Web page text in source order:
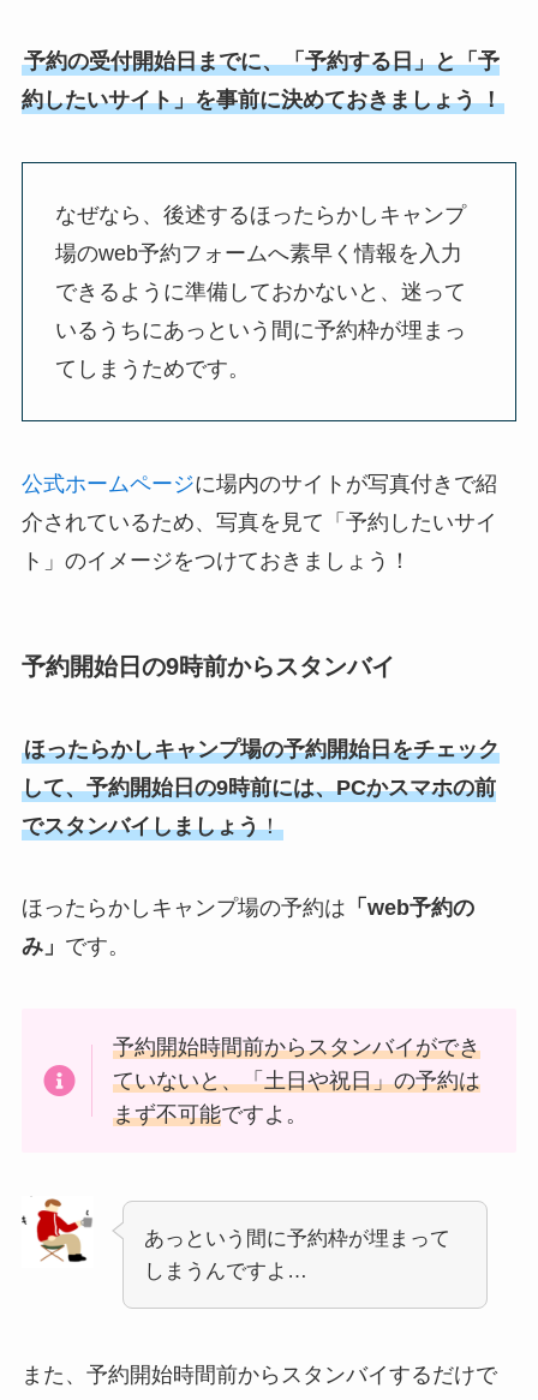
予約の受付開始日までに、「予約する日」と「予
約したいサイト」を事前に決めておきましょう ！
なぜなら、後述するほったらかしキャンプ
場のweb予約フォームへ素早く情報を入力
できるように準備しておかないと、迷って
いるうちにあっという間に予約枠が埋まっ
てしまうためです。
公式ホームページに場内のサイトが写真付きで紹
介されているため、写真を見て「予約したいサイ
ト」のイメージをつけておきましょう！
予約開始日の9時前からスタンバイ
ほったらかしキャンプ場の予約開始日をチェック
して、予約開始日の9時前には、PCかスマホの前
でスタンバイしましょう！
ほったらかしキャンプ場の予約は 「web予約の
み」 です。
予約開始時間前からスタンバイができ
ていないと、「土日や祝日」の予約は
まず不可能ですよ。
あっという間に予約枠が埋まって
しまうんですよ…
また、予約開始時間前からスタンバイするだけで